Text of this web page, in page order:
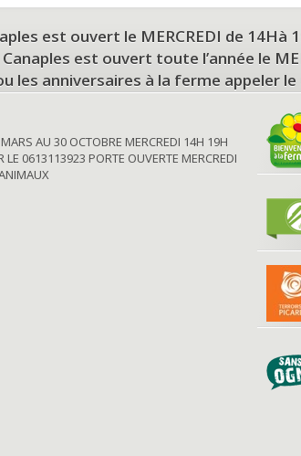
est ouvert le MERCREDI de 14Hà
est ouvert toute l’année le
les anniversaires à la ferme appeler le
AU 30 OCTOBRE MERCREDI 14H 19H
0613113923 PORTE OUVERTE MERCREDI